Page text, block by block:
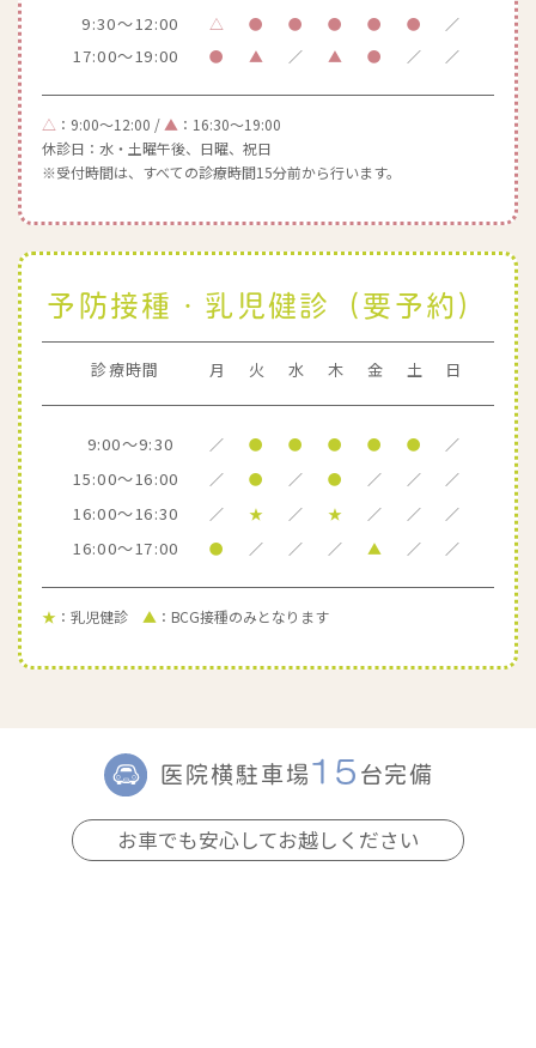
9:30～12:00 △ ● ● ● ● ● ／
17:00～19:00 ● ▲ ／ ▲ ● ／ ／
△ ：9:00～12:00 / ▲ ：16:30～19:00
休診日：水・土曜午後、日曜、祝日
※受付時間は、すべての診療時間15分前から行います。
予防接種・乳児健診（要予約）
診療時間 月 火 水 木 金 土 日
9:00～9:30 ／ ● ● ● ● ● ／
15:00～16:00 ／ ● ／ ● ／ ／ ／
16:00～16:30 ／ ★ ／ ★ ／ ／ ／
16:00～17:00 ● ／ ／ ／ ▲ ／ ／
★：乳児健診 ▲ ：BCG接種のみとなります
医院横駐車場 15 台完備
お車でも安心してお越しください